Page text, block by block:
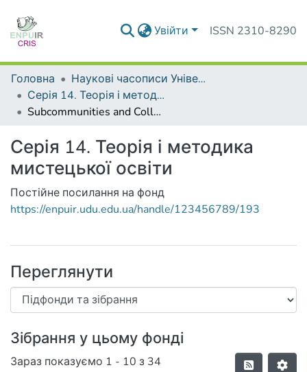
Увійти ISSN 2310-8290
Головна
Наукові часописи Університету
Серія 14. Теорія і методика мистецької освіти
Subcommunities and Collections
Серія 14. Теорія і методика
мистецької освіти
Постійне посилання на фонд
https://enpuir.udu.edu.ua/handle/123456789/193
Переглянути
Зібрання у цьому фонді
Зараз показуємо 1 - 10 з 34